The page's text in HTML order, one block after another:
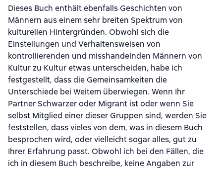
Dieses Buch enthält ebenfalls Geschichten von
Männern aus einem sehr breiten Spektrum von
kulturellen Hintergründen. Obwohl sich die
Einstellungen und Verhaltensweisen von
kontrollierenden und misshandelnden Männern von
Kultur zu Kultur etwas unterscheiden, habe ich
festgestellt, dass die Gemeinsamkeiten die
Unterschiede bei Weitem überwiegen. Wenn Ihr
Partner Schwarzer oder Migrant ist oder wenn Sie
selbst Mitglied einer dieser Gruppen sind, werden Sie
feststellen, dass vieles von dem, was in diesem Buch
besprochen wird, oder vielleicht sogar alles, gut zu
Ihrer Erfahrung passt. Obwohl ich bei den Fällen, die
ich in diesem Buch beschreibe, keine Angaben zur